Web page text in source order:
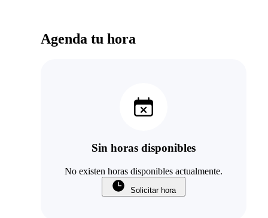
Agenda tu hora
Sin horas disponibles
No existen horas disponibles actualmente.
Solicitar hora